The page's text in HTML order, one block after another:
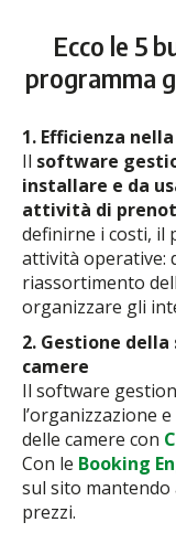
Ecco le 5
programma
1. Efficienza
Il software
installare e da
attività di
definirne i costi, il
attività operative:
riassortimento
organizzare gli
2. Gestione
camere
Il software
l’organizzazione
delle camere con
Con le Booking
sul sito
prezzi.